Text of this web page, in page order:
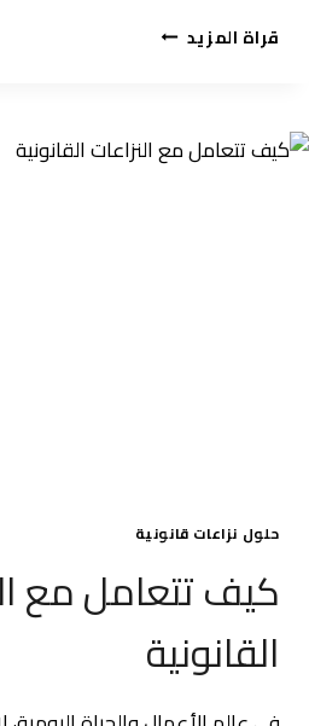
قراة المزيد محامي
محامي
حلول نزاعات قانونية
كيف تتعامل مع
القانونية